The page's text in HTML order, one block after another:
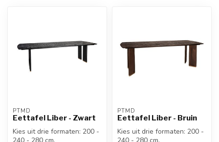
PTMD
Eettafel Liber - Zwart
Kies uit drie formaten: 200 -
PTMD
Eettafel Liber - Bruin
Kies uit drie formaten: 200 -